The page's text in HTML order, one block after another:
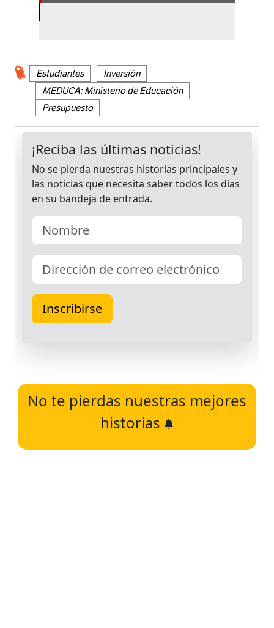
Estudiantes
Inversión
MEDUCA: Ministerio de Educación
Presupuesto
No te pierdas nuestras mejores
historias